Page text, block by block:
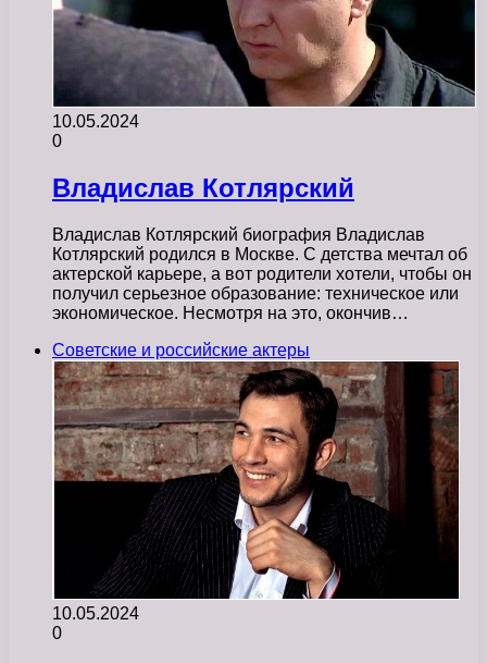
10.05.2024
0
Владислав Котлярский
Владислав Котлярский биография Владислав
Котлярский родился в Москве. С детства мечтал об
актерской карьере, а вот родители хотели, чтобы он
получил серьезное образование: техническое или
экономическое. Несмотря на это, окончив…
Советские и российские актеры
10.05.2024
0